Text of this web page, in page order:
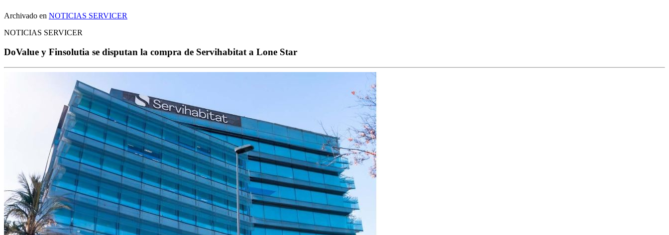
Archivado en NOTICIAS SERVICER
NOTICIAS SERVICER
DoValue y Finsolutia se disputan la compra de Servihabitat a Lone Star